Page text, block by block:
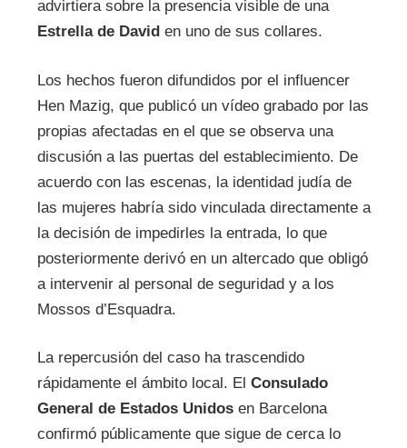
advirtiera sobre la presencia visible de una
Estrella de David en uno de sus collares.
Los hechos fueron difundidos por el influencer
Hen Mazig, que publicó un vídeo grabado por las
propias afectadas en el que se observa una
discusión a las puertas del establecimiento. De
acuerdo con las escenas, la identidad judía de
las mujeres habría sido vinculada directamente a
la decisión de impedirles la entrada, lo que
posteriormente derivó en un altercado que obligó
a intervenir al personal de seguridad y a los
Mossos d’Esquadra.
La repercusión del caso ha trascendido
rápidamente el ámbito local. El Consulado
General de Estados Unidosen Barcelona
confirmó públicamente que sigue de cerca lo